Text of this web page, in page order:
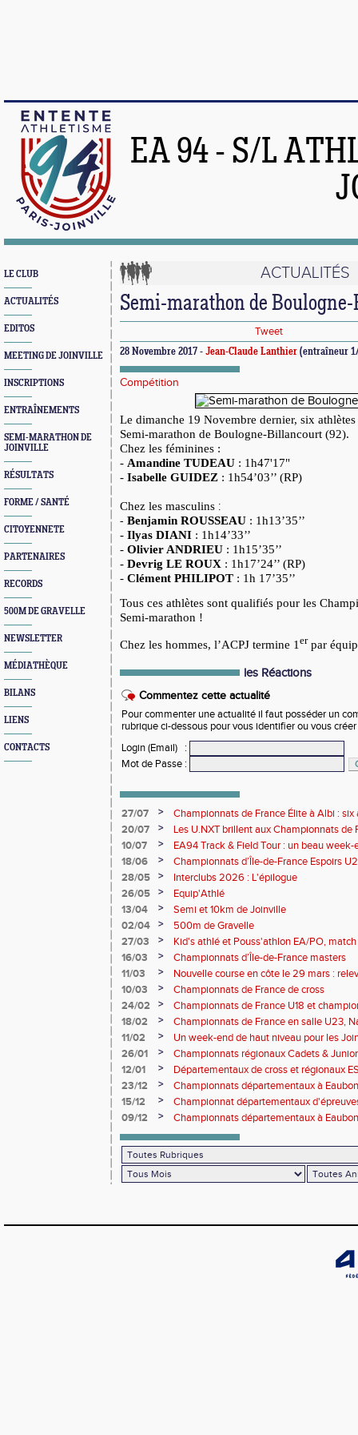
EA 94 - S/L
LE CLUB
ACTUALITÉS
EDITOS
MEETING DE JOINVILLE
INSCRIPTIONS
ENTRAÎNEMENTS
SEMI-MARATHON DE
JOINVILLE
RÉSULTATS
FORME / SANTÉ
CITOYENNETE
PARTENAIRES
RECORDS
500M DE GRAVELLE
NEWSLETTER
MÉDIATHÈQUE
BILANS
LIENS
CONTACTS
ACTUALITÉS
Semi-marathon de
Tweet
28 Novembre 2017 - Jean-Claude Lanthier (entraîneur
Compétition
Le dimanche 19 Novembre dernier, six
Semi-marathon de Boulogne-Billancourt (92).
Chez les féminines :
- Amandine TUDEAU : 1h47'17"
- Isabelle GUIDEZ : 1h54’03’’ (RP)
Chez les masculins :
- Benjamin ROUSSEAU : 1h13’35’’
- Ilyas DIANI : 1h14’33’’
- Olivier ANDRIEU : 1h15’35’’
- Devrig LE ROUX : 1h17’24’’ (RP)
- Clément PHILIPOT : 1h 17’35’’
Tous ces athlètes sont qualifiés pour les
Semi-marathon !
Chez les hommes, l’ACPJ termine 1 erpar
les Réactions
Commentez cette actualité
Pour commenter une actualité il faut posséder un
rubrique ci-dessous pour vous identifier ou vous
Login (Email)
:
Mot de Passe :
27/07 >
Championnats de France Élite à Albi :
rendez-vous de l'élite nationale
20/07 >
Les U.NXT brillent aux Championnats de
une pluie de performances
10/07 >
EA94 Track & Field Tour : un beau
18/06
>
Championnats d’Île-de-France Espoirs
28/05
>
Interclubs 2026 : L'épilogue
26/05
>
Equip'Athlé
13/04
>
Semi et 10km de Joinville
02/04
>
500m de Gravelle
27/03
>
Kid's athlé et Pouss'athlon EA/PO,
championnat LIFA épreuves combinées
16/03 >
Championnats d’Île-de-France masters
11/03
>
Nouvelle course en côte le 29 mars :
10/03
>
Championnats de France de cross
24/02
>
Championnats de France U18 et
Lancers Long
18/02 >
Championnats de France en salle U23,
de cross-country
11/02 >
Un week-end de haut niveau pour les
26/01
>
Championnats régionaux Cadets &
performances avant le Meeting de Paris
12/01 >
Départementaux de cross et régionaux
23/12
>
Championnats départementaux à
15/12
>
Championnat départementaux
09/12
> Championnats départementaux à